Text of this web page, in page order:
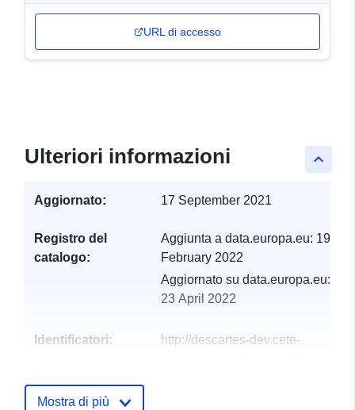
URL di accesso
keyboard_arrow_up
Ulteriori informazioni
Aggiornato: 17 September 2021
Registro del
catalogo:
Aggiunta a data.europa.eu: 19
February 2022
Aggiornato su data.europa.eu:
23 April 2022
Identificatori:
http://descartes-dev.cete-
Mostra di più